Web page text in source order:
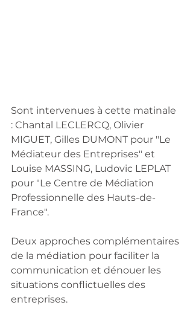
Sont intervenues à cette matinale
: Chantal LECLERCQ, Olivier
MIGUET, Gilles DUMONT pour "Le
Médiateur des Entreprises" et
Louise MASSING, Ludovic LEPLAT
pour "Le Centre de Médiation
Professionnelle des Hauts-de-
France".
Deux approches complémentaires
de la médiation pour faciliter la
communication et dénouer les
situations conflictuelles des
entreprises.